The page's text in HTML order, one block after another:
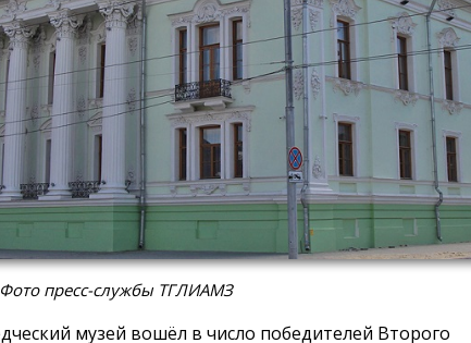
пресс-службы ТГЛИАМЗ
музей вошёл в число победителей Второго